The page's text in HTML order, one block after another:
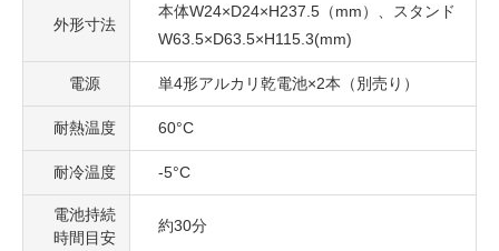
外形寸法
本体W24×D24×H237.5（mm）、スタンド
W63.5×D63.5×H115.3(mm)
電源 単4形アルカリ乾電池×2本（別売り）
耐熱温度 60°C
耐冷温度 -5°C
電池持続
時間目安
約30分